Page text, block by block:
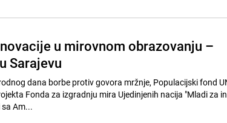
u mirovnom obrazovanju –
Sarajevu
dana borbe protiv govora mržnje, Populacijski fond
Fonda za izgradnju mira Ujedinjenih nacija "Mladi za
Am...